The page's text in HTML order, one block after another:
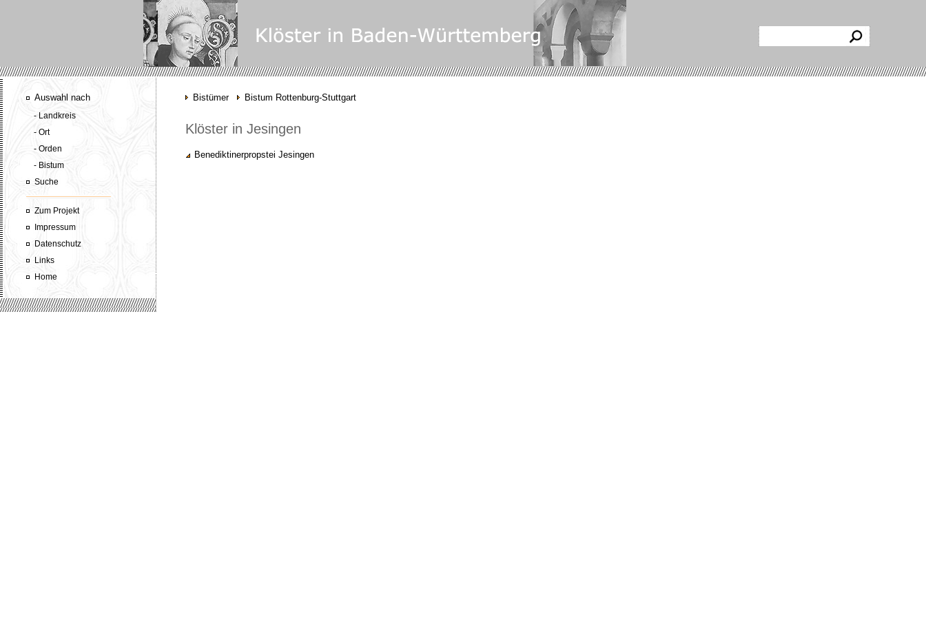
Auswahl nach
- Landkreis
- Ort
- Orden
- Bistum
Suche
Zum Projekt
Impressum
Datenschutz
Links
Home
Bistümer Bistum Rottenburg-Stuttgart
Klöster in Jesingen
Benediktinerpropstei Jesingen